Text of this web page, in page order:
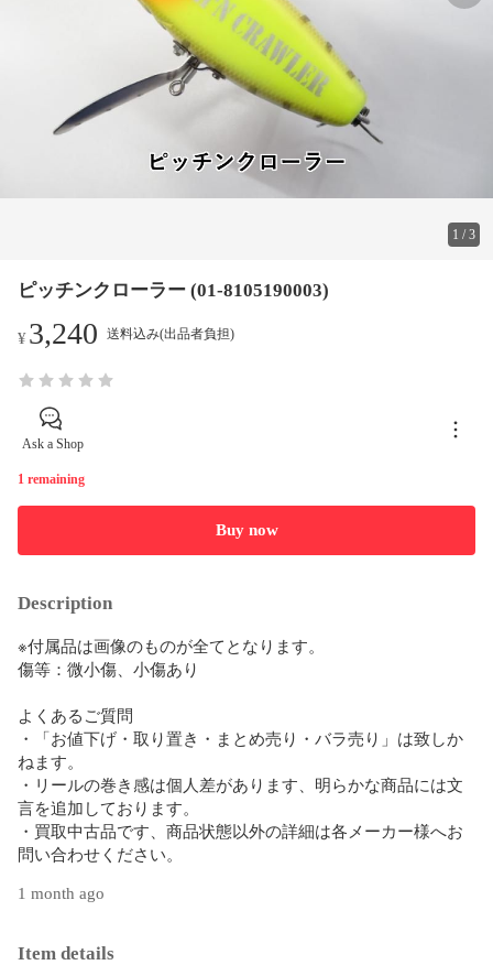
1 /3
ピッチンクローラー (01-8105190003)
¥3,240 送料込み(出品者負担)
Ask a Shop
1 remaining
Buy now
Description
※付属品は画像のものが全てとなります。
傷等：微小傷、小傷あり
よくあるご質問
・「お値下げ・取り置き・まとめ売り・バラ売り」は致しか
ねます。
・リールの巻き感は個人差があります、明らかな商品には文
言を追加しております。
・買取中古品です、商品状態以外の詳細は各メーカー様へお
問い合わせください。
1 month ago
Item details